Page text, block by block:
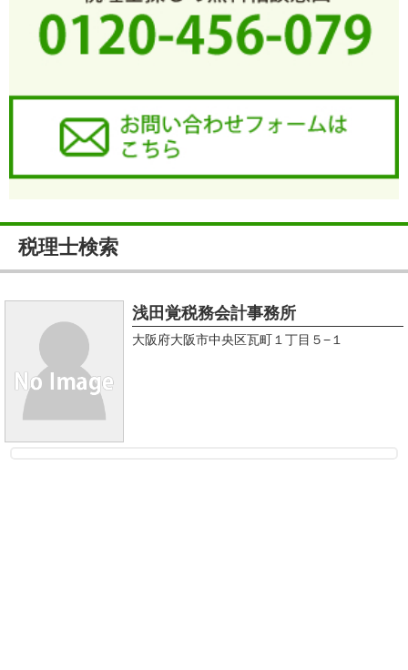
税理士検索
浅田覚税務会計事務所
大阪府大阪市中央区瓦町１丁目５−１